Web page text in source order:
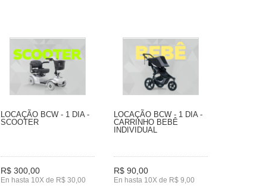
LOCAÇÃO BCW - 1 DIA -
SCOOTER
R$ 300,00
En hasta 10X de R$ 30,00
LOCAÇÃO BCW - 1 DIA -
CARRINHO BEBÊ
INDIVIDUAL
R$ 90,00
En hasta 10X de R$ 9,00